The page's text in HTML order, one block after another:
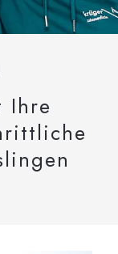
Ihre